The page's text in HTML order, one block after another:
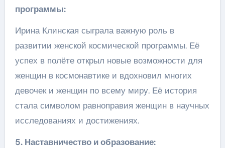
программы:
Ирина Клинская сыграла важную роль в
развитии женской космической программы. Её
успех в полёте открыл новые возможности для
женщин в космонавтике и вдохновил многих
девочек и женщин по всему миру. Её история
стала символом равноправия женщин в научных
исследованиях и достижениях.
5. Наставничество и образование: